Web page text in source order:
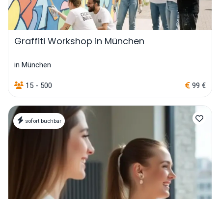
Graffiti Workshop in München
in München
15 - 500 99 €
sofort buchbar